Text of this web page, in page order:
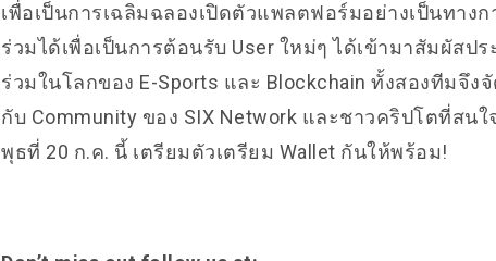
เพื่อเป็นการเฉลิมฉลองเปิดตัวแพลตฟอร์มอย่างเป็นทางก
ร่วมได้เพื่อเป็นการต้อนรับ User ใหม่ๆ ได้เข้ามาสัมผัสป
ร่วมในโลกของ E-Sports และ Blockchain ทั้งสองทีมจึง
กับ Community ของ SIX Network และชาวคริปโตที่สน
พุธที่ 20 ก.ค. นี้ เตรียมตัวเตรียม Wallet กันให้พร้อม!